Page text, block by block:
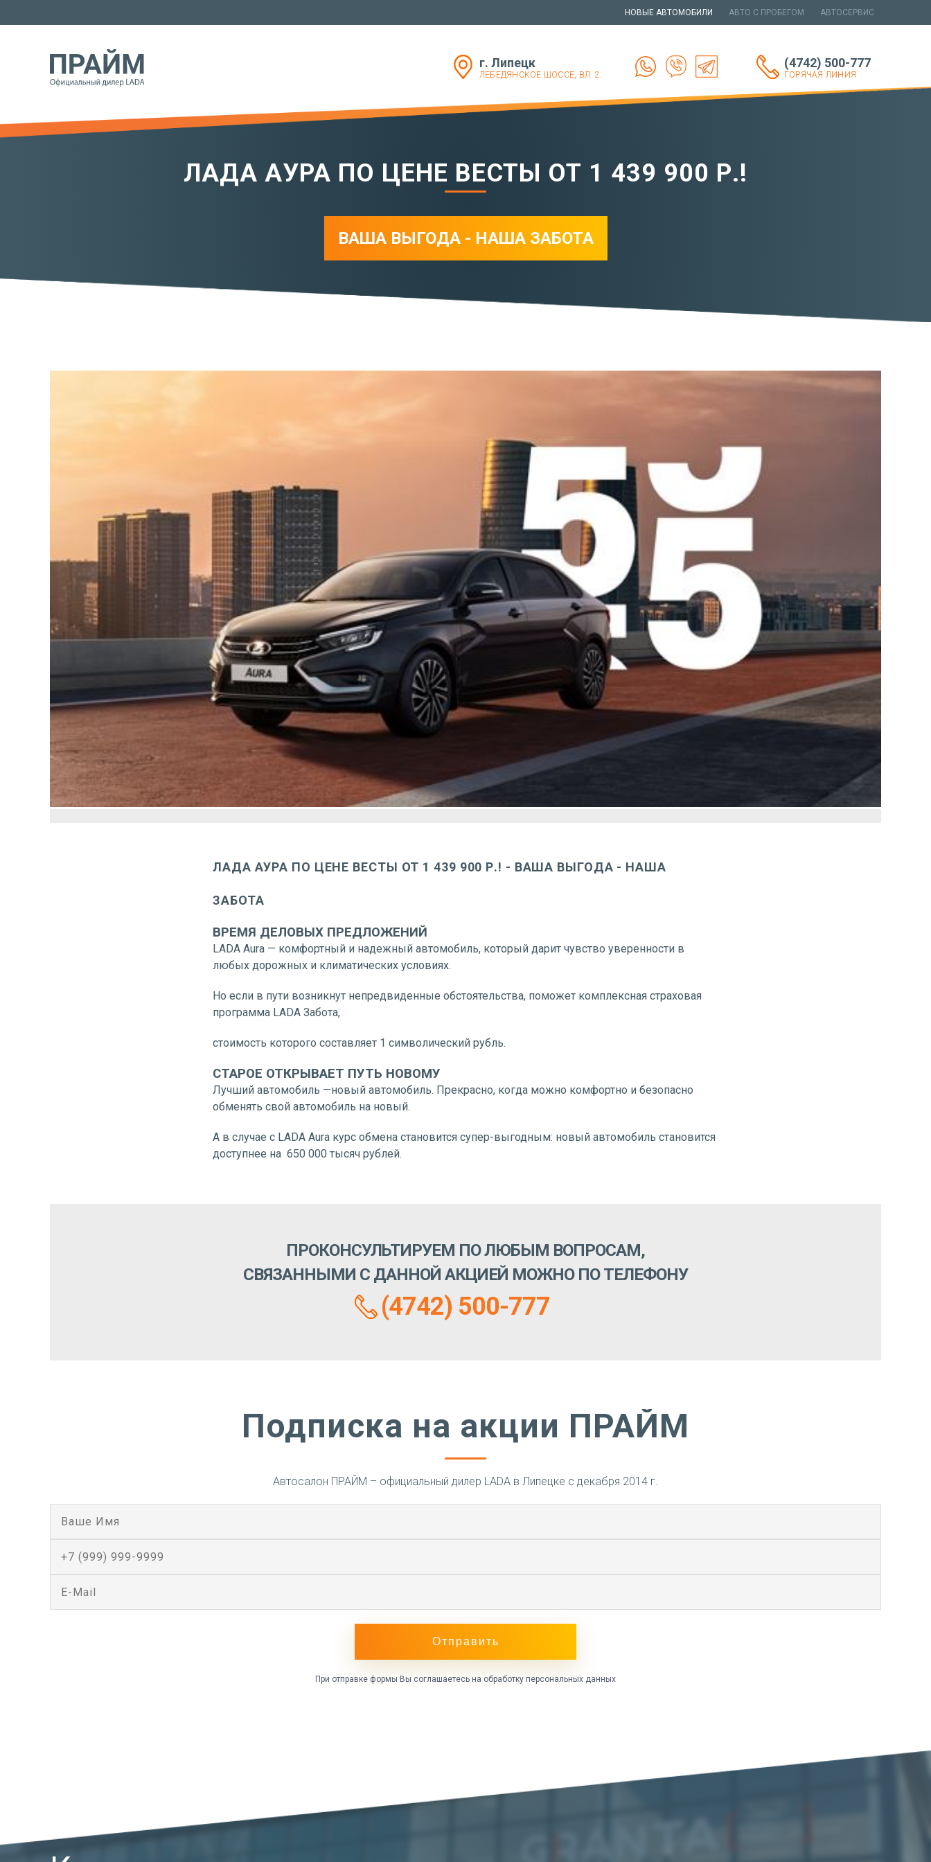
НОВЫЕ АВТОМОБИЛИ АВТО С ПРОБЕГОМ АВТОСЕРВИС
(4742) 500-777
ГОРЯЧАЯ ЛИНИЯ
г. Липецк
ЛЕБЕДЯНСКОЕ ШОССЕ, ВЛ. 2.
ЛАДА АУРА ПО ЦЕНЕ ВЕСТЫ ОТ 1 439 900 Р.!
ВАША ВЫГОДА - НАША ЗАБОТА
ЛАДА АУРА ПО ЦЕНЕ ВЕСТЫ ОТ 1 439 900 Р.! - ВАША ВЫГОДА - НАША
ЗАБОТА
ВРЕМЯ ДЕЛОВЫХ ПРЕДЛОЖЕНИЙ
LADA Aura — комфортный и надежный автомобиль, который дарит чувство уверенности в
любых дорожных и климатических условиях.
Но если в пути возникнут непредвиденные обстоятельства, поможет комплексная страховая
программа LADA Забота,
стоимость которого составляет 1 символический рубль.
СТАРОЕ ОТКРЫВАЕТ ПУТЬ НОВОМУ
Лучший автомобиль —новый автомобиль. Прекрасно, когда можно комфортно и безопасно
обменять свой автомобиль на новый.
А в случае с LADA Aura курс обмена становится супер-выгодным: новый автомобиль становится
доступнее на 650 000 тысяч рублей.
ПРОКОНСУЛЬТИРУЕМ ПО ЛЮБЫМ ВОПРОСАМ,
СВЯЗАННЫМИ С ДАННОЙ АКЦИЕЙ МОЖНО ПО ТЕЛЕФОНУ
(4742) 500-777
Подписка на акции ПРАЙМ
Автосалон ПРАЙМ – официальный дилер LADA в Липецке с декабря 2014 г.
При отправке формы Вы соглашаетесь на обработку персональных данных
РАБОТЫ